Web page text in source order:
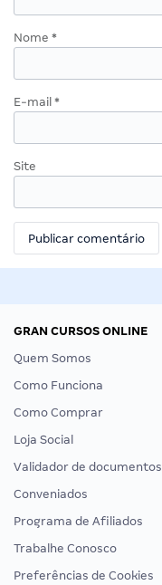
Nome *
E-mail *
Site
GRAN CURSOS ONLINE
Quem Somos
Como Funciona
Como Comprar
Loja Social
Validador de documentos
Conveniados
Programa de Afiliados
Trabalhe Conosco
Preferências de Cookies